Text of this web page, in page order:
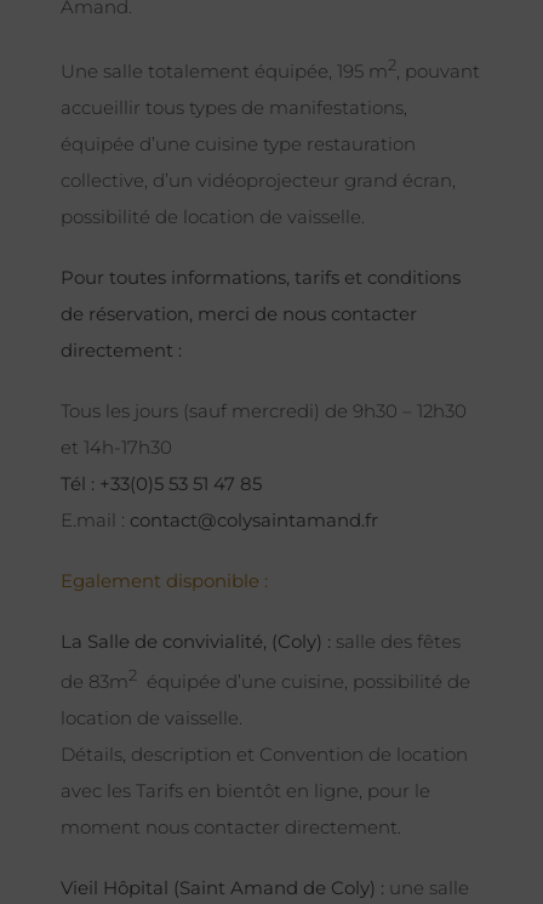
Amand.
Une salle totalement équipée, 195 m2 , pouvant
accueillir tous types de manifestations,
équipée d’une cuisine type restauration
collective, d’un vidéoprojecteur grand écran,
possibilité de location de vaisselle.
Pour toutes informations, tarifs et conditions
de réservation, merci de nous contacter
directement :
Tous les jours (sauf mercredi) de 9h30 – 12h30
et 14h-17h30
Tél : +33(0)5 53 51 47 85
E.mail : contact@colysaintamand.fr
Egalement disponible :
La Salle de convivialité, (Coly) : salle des fêtes
de 83m2
équipée d’une cuisine, possibilité de
location de vaisselle.
Détails, description et Convention de location
avec les Tarifs en bientôt en ligne, pour le
moment nous contacter directement.
Vieil Hôpital (Saint Amand de Coly) : une salle